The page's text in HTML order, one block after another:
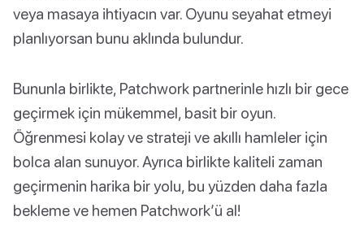
veya masaya ihtiyacın var. Oyunu seyahat etmeyi
planlıyorsan bunu aklında bulundur.
Bununla birlikte, Patchwork partnerinle hızlı bir gece
geçirmek için mükemmel, basit bir oyun.
Öğrenmesi kolay ve strateji ve akıllı hamleler için
bolca alan sunuyor. Ayrıca birlikte kaliteli zaman
geçirmenin harika bir yolu, bu yüzden daha fazla
bekleme ve hemen Patchwork’ü al!